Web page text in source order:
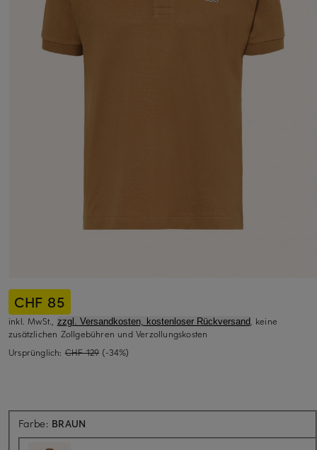
CHF 85
inkl. MwSt., zzgl. Versandkosten, kostenloser Rückversand, keine
zusätzlichen Zollgebühren und Verzollungskosten
Ursprünglich: CHF 129 (-34%)
Farbe: BRAUN